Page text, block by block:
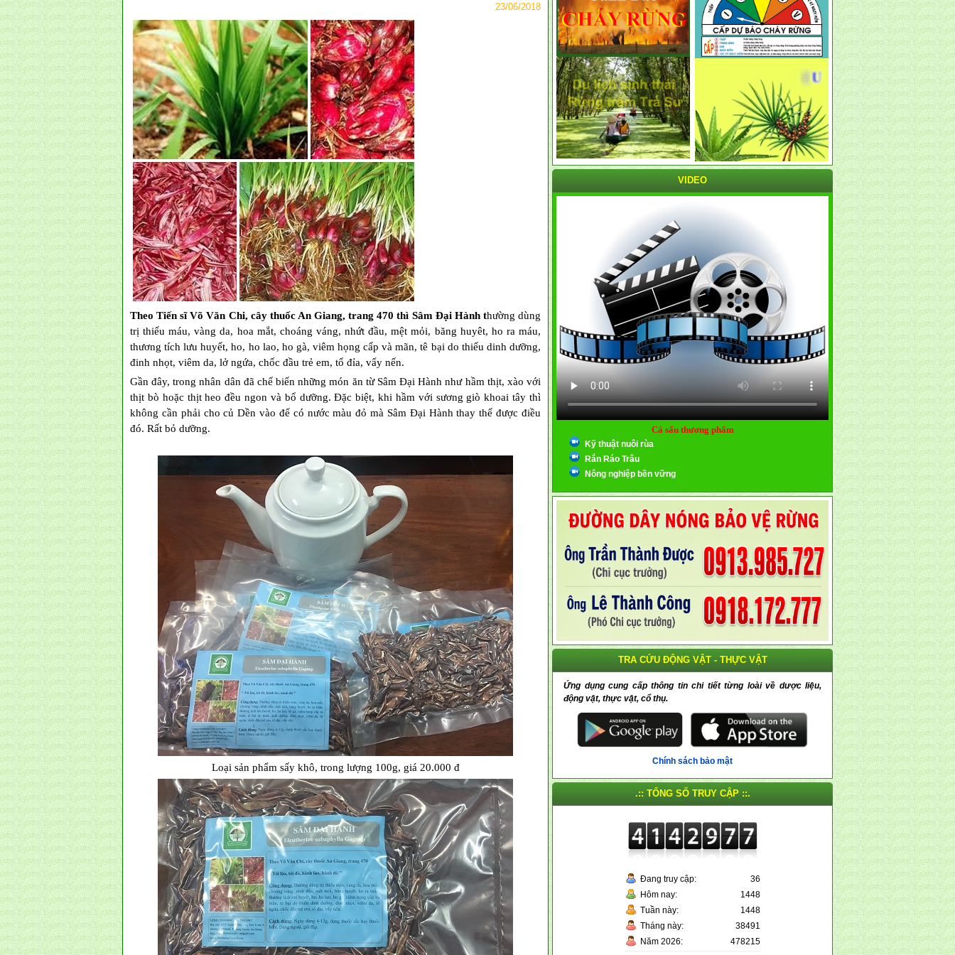
23/06/2018
Theo Tiến sĩ Võ Văn Chi, cây thuốc An Giang, trang 470 thì Sâm Đại Hành thường dùng
trị thiếu máu, vàng da, hoa mắt, choáng váng, nhứt đầu, mệt mỏi, băng huyêt, ho ra máu,
thương tích lưu huyết, ho, ho lao, ho gà, viêm họng cấp và mãn, tê bại do thiếu dinh dưỡng,
đinh nhọt, viêm da, lở ngứa, chốc đầu trẻ em, tổ đỉa, vẩy nến.
Gần đây, trong nhân dân đã chế biến những món ăn từ Sâm Đại Hành như hầm thịt, xào với
thịt bò hoặc thịt heo đều ngon và bổ dưỡng. Đặc biệt, khi hầm với sương giò khoai tây thì
không cần phải cho củ Dền vào để có nước màu đỏ mà Sâm Đại Hành thay thế được điều
đó. Rất bỏ dưỡng.
Loại sản phẩm sấy khô, trong lượng 100g, giá 20.000 đ
VIDEO
Cá sấu thương phẩm
Kỹ thuật nuôi rùa
Rắn Ráo Trâu
Nông nghiệp bền vững
TRA CỨU ĐỘNG VẬT - THỰC VẬT
Ứng dụng cung cấp thông tin chi tiết từng loài về dược liệu,
động vật, thực vật, cổ thụ.
Chính sách bảo mật
.:: TỔNG SỐ TRUY CẬP ::.
Đang truy cập:
36
Hôm nay:
1448
Tuần này:
1448
Tháng này:
38491
Năm 2026:
478215